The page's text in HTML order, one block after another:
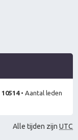
10514• Aantal leden
Alle tijden zijn UTC